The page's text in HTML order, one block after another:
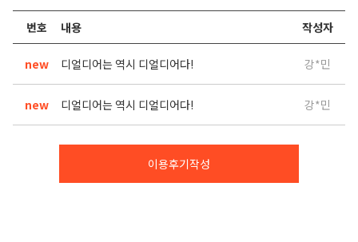
번호 내용 작성자
new 디얼디어는 역시 디얼디어다! 강*민
new 디얼디어는 역시 디얼디어다! 강*민
이용후기작성